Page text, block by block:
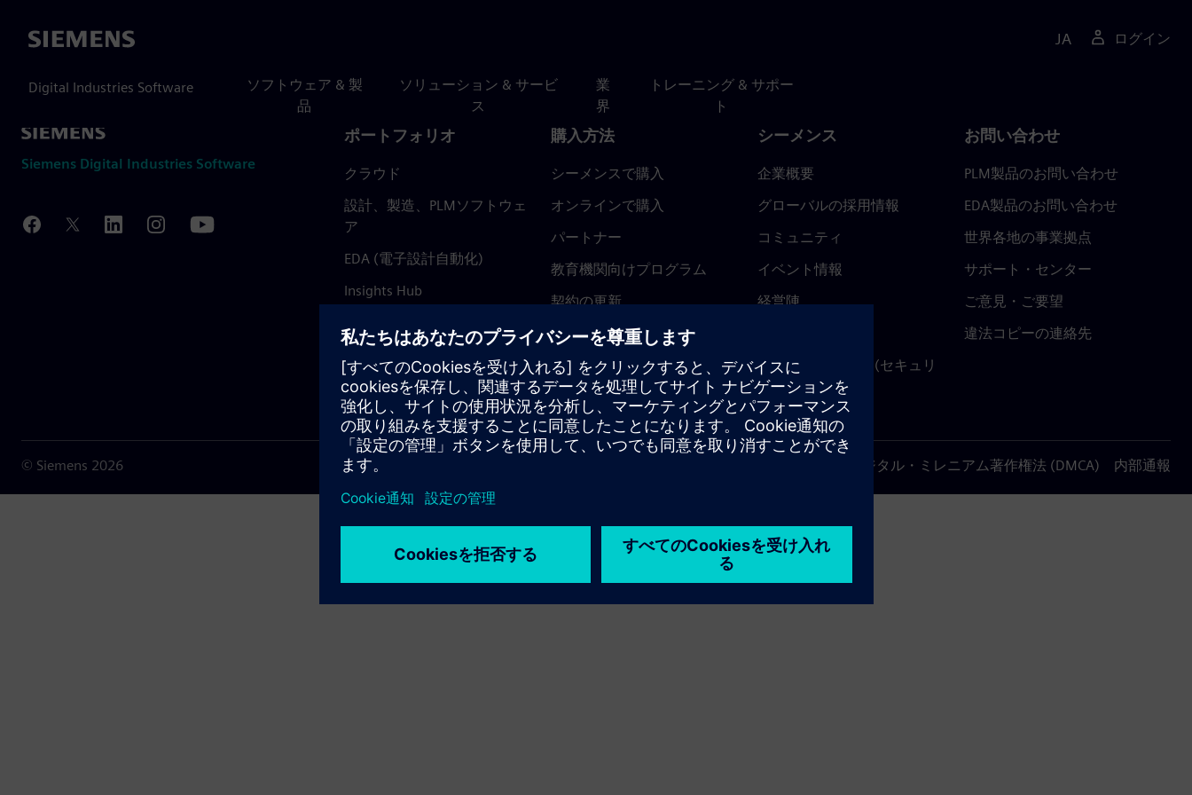
Siemens
Digital Industries Software
ソフトウェア & 製
品
ソリューション & サービ
ス
業
界
トレーニング & サポー
ト
JA ログイン
Siemens Digital Industries Software
ポートフォリオ
クラウド
設計、製造、PLMソフトウェ
ア
EDA (電子設計自動化)
Insights Hub
購入方法
シーメンスで購入
オンラインで購入
パートナー
教育機関向けプログラム
契約の更新
返金ポリシー
シーメンス
企業概要
グローバルの採用情報
コミュニティ
イベント情報
経営陣
トラストセンター (セキュリ
ティ関連情報)
お問い合わせ
PLM製品のお問い合わせ
EDA製品のお問い合わせ
世界各地の事業拠点
サポート・センター
ご意見・ご要望
違法コピーの連絡先
© Siemens 2026 デジタル・ミレニアム著作権法 (DMCA) 内部通報